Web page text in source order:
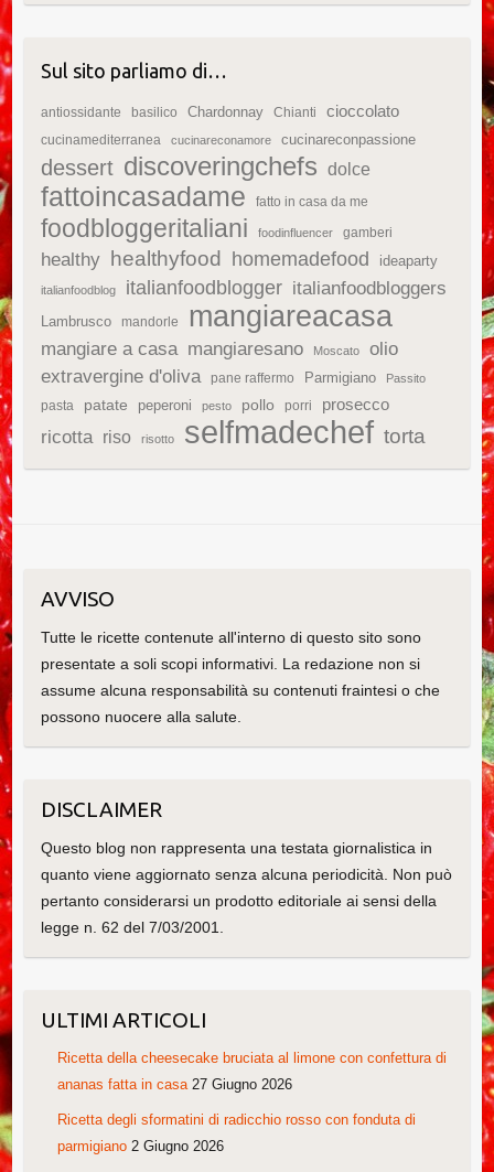
Sul sito parliamo di…
antiossidante basilico Chardonnay Chianti cioccolato
cucinamediterranea cucinareconamore cucinareconpassione
dessert discoveringchefs dolce
fattoincasadame fatto in casa da me
foodbloggeritaliani foodinfluencer gamberi
healthy healthyfood homemadefood ideaparty
italianfoodblog italianfoodblogger italianfoodbloggers
Lambrusco mandorle mangiareacasa
mangiare a casa mangiaresano Moscato
olio
extravergine d'oliva
pane raffermo Parmigiano Passito
pasta patate peperoni pesto pollo porri prosecco
ricotta riso risotto selfmadechef torta
AVVISO
Tutte le ricette contenute all'interno di questo sito sono
presentate a soli scopi informativi. La redazione non si
assume alcuna responsabilità su contenuti fraintesi o che
possono nuocere alla salute.
DISCLAIMER
Questo blog non rappresenta una testata giornalistica in
quanto viene aggiornato senza alcuna periodicità. Non può
pertanto considerarsi un prodotto editoriale ai sensi della
legge n. 62 del 7/03/2001.
ULTIMI ARTICOLI
Ricetta della cheesecake bruciata al limone con confettura di
ananas fatta in casa 27 Giugno 2026
Ricetta degli sformatini di radicchio rosso con fonduta di
parmigiano 2 Giugno 2026